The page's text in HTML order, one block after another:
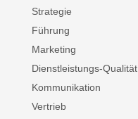
Strategie
Führung
Marketing
Dienstleistungs-Qualität
Kommunikation
Vertrieb